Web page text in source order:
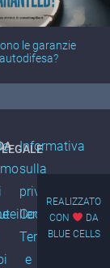
le garanzie
LEGALE
Informativa
sulla
privacy
Cookie
Termini
e
REALIZZATO
CON
DA
BLUE CELLS